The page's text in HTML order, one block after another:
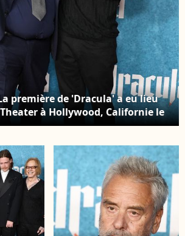
première de 'Dracula' a eu lieu
Theater à Hollywood, Californie le
photo : Luc Besson, Danny